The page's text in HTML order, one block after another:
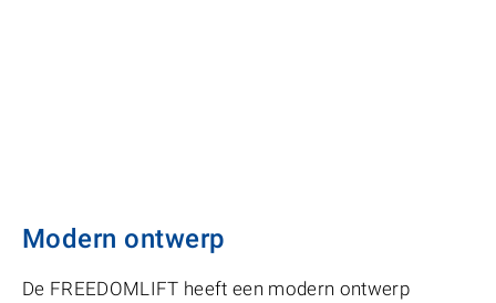
Modern ontwerp
De FREEDOMLIFT heeft een modern ontwerp